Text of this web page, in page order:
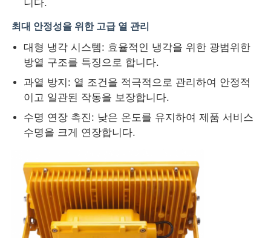
니다.
최대 안정성을 위한 고급 열 관리
대형 냉각 시스템: 효율적인 냉각을 위한 광범위한
방열 구조를 특징으로 합니다.
과열 방지: 열 조건을 적극적으로 관리하여 안정적
이고 일관된 작동을 보장합니다.
수명 연장 촉진: 낮은 온도를 유지하여 제품 서비스
수명을 크게 연장합니다.